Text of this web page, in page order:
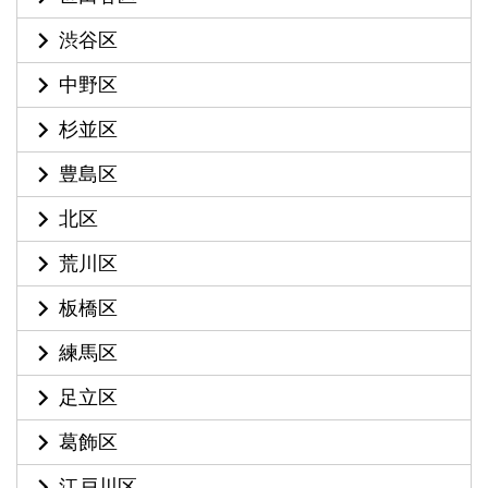
渋谷区
中野区
杉並区
豊島区
北区
荒川区
板橋区
練馬区
足立区
葛飾区